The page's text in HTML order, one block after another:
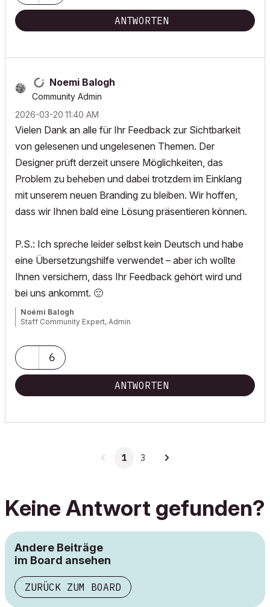
ANTWORTEN
Noemi Balogh
Community Admin
‎2026-03-20 11:40 AM
Vielen Dank an alle für Ihr Feedback zur Sichtbarkeit
von gelesenen und ungelesenen Themen. Der
Designer prüft derzeit unsere Möglichkeiten, das
Problem zu beheben und dabei trotzdem im Einklang
mit unserem neuen Branding zu bleiben. Wir hoffen,
dass wir Ihnen bald eine Lösung präsentieren können.
P.S.: Ich spreche leider selbst kein Deutsch und habe
eine Übersetzungshilfe verwendet – aber ich wollte
Ihnen versichern, dass Ihr Feedback gehört wird und
bei uns ankommt. 🙂
Noémi Balogh
Staff Community Expert, Admin
6
ANTWORTEN
1 3
Keine Antwort gefunden?
Andere Beiträge
im Board ansehen
ZURÜCK ZUM BOARD